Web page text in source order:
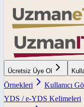
Ücretsiz Üye Ol
Örnekleri
Kullanıcı
YDS / e-YDS Kelimeleri